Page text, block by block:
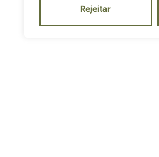
Rejeitar